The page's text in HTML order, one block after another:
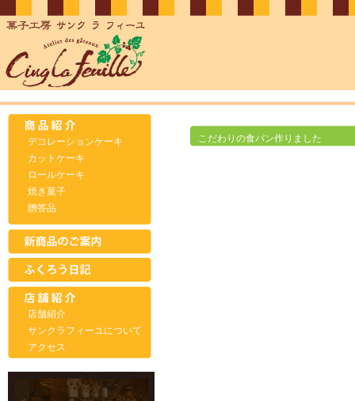
デコレーションケーキ
カットケーキ
ロールケーキ
焼き菓子
贈答品
店舗紹介
サンクラフィーユについて
アクセス
こだわりの食パン作りました